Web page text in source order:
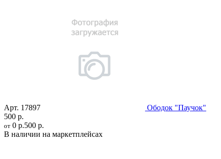
Арт. 17897
Ободок "Паучок"
500 р.
от 0 р.500 р.
В наличии на маркетплейсах